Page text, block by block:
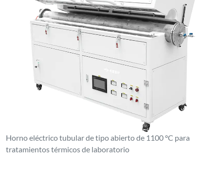
Horno eléctrico tubular de tipo abierto de 1100 °C para
tratamientos térmicos de laboratorio